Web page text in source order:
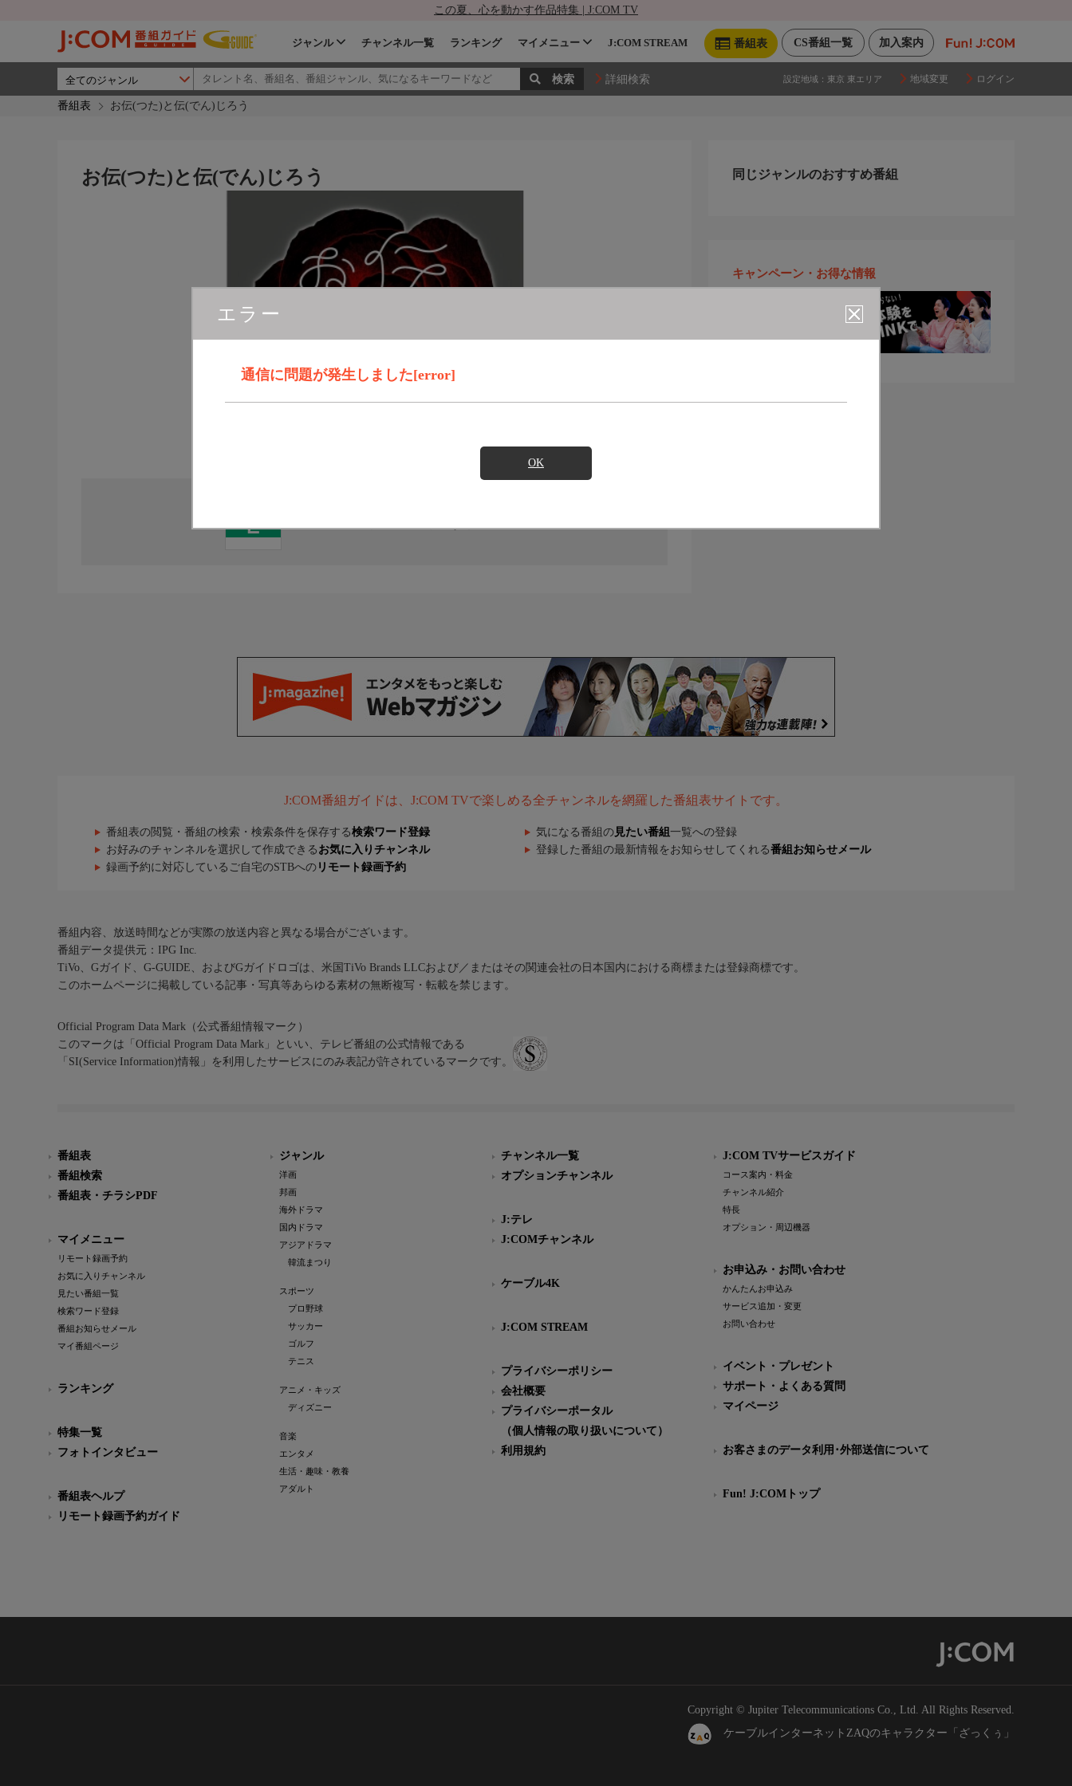
この夏、心を動かす作品特集 | J:COM TV
加入案内
CS番組一覧
番組表
ジャンル チャンネル一覧 ランキング マイメニュー J:COM STREAM
詳細検索 設定地域： 東京 東エリア 地域変更 ログイン
番組表 お伝(つた)と伝(でん)じろう
エラー
通信に問題が発生しました[error]
OK
お伝(つた)と伝(でん)じろう 同じジャンルのおすすめ番組
キャンペーン・お得な情報
J:COM番組ガイドは、J:COM TVで楽しめる全チャンネルを網羅した番組表サイトです。
番組表の閲覧・番組の検索・検索条件を保存する検索ワード登録 気になる番組の 見たい番組 一覧への登録
お好みのチャンネルを選択して作成できる お気に入りチャンネル 登録した番組の最新情報をお知らせしてくれる番組お知らせメール
録画予約に対応しているご自宅のSTBへの リモート録画予約
番組内容、放送時間などが実際の放送内容と異なる場合がございます。
番組データ提供元：IPG Inc.
TiVo、Gガイド、G-GUIDE、およびGガイドロゴは、米国TiVo Brands LLCおよび／またはその関連会社の日本国内における商標または登録商標です。
このホームページに掲載している記事・写真等あらゆる素材の無断複写・転載を禁じます。
Official Program Data Mark（公式番組情報マーク）
このマークは「Official Program Data Mark」といい、テレビ番組の公式情報である
「SI(Service Information)情報」を利用したサービスにのみ表記が許されているマークです。
番組表
番組検索
番組表・チラシPDF
マイメニュー
リモート録画予約
お気に入りチャンネル
見たい番組一覧
検索ワード登録
番組お知らせメール
マイ番組ページ
ランキング
特集一覧
フォトインタビュー
番組表ヘルプ
リモート録画予約ガイド
ジャンル
洋画
邦画
海外ドラマ
国内ドラマ
アジアドラマ
韓流まつり
スポーツ
プロ野球
サッカー
ゴルフ
テニス
アニメ・キッズ
ディズニー
音楽
エンタメ
生活・趣味・教養
アダルト
チャンネル一覧
オプションチャンネル
J:テレ
J:COMチャンネル
ケーブル4K
J:COM STREAM
プライバシーポリシー
会社概要
プライバシーポータル
（個人情報の取り扱いについて）
利用規約
J:COM TVサービスガイド
コース案内・料金
チャンネル紹介
特長
オプション・周辺機器
お申込み・お問い合わせ
かんたんお申込み
サービス追加・変更
お問い合わせ
イベント・プレゼント
サポート・よくある質問
マイページ
お客さまのデータ利用･外部送信について
Fun! J:COMトップ
Copyright © Jupiter Telecommunications Co., Ltd. All Rights Reserved.
ケーブルインターネットZAQのキャラクター「ざっくぅ」